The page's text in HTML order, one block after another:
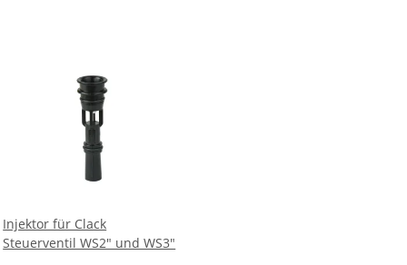
Injektor für Clack
Steuerventil WS2" und WS3"